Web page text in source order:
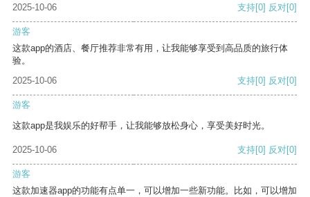
2025-10-06
支持[0] 反对[0]
游客
这款app的酒店、餐厅推荐非常有用，让我能够享受到高品质的旅行体
验。
2025-10-06
支持[0] 反对[0]
游客
这款app是我娱乐的好帮手，让我能够放松身心，享受美好时光。
2025-10-06 支持[0] 反对[0]
游客
这款加速器app的功能有点单一，可以增加一些新功能。比如，可以增加